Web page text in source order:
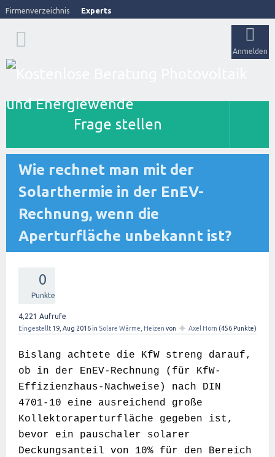
Firmenverzeichnis Experts
Anmelden
Frage stellen
Wie rechnet man mit der
Solarthermie in der EnEV-
Rechnung, wenn die
Aperturfläche unbekannt ist?
0
Punkte
4,221 Aufrufe
Eingestellt 19, Aug 2016in Solare Wärme, Heizen von ✦ Axel Horn (456 Punkte)
Bislang achtete die KfW streng darauf,
ob in der EnEV-Rechnung (für KfW-
Effizienzhaus-Nachweise) nach DIN
4701-10 eine ausreichend große
Kollektoraperturfläche gegeben ist,
bevor ein pauschaler solarer
Deckungsanteil von 10% für den Bereich